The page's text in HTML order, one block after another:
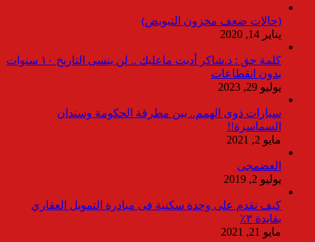
(حالات ضعف مخزون التبويض)
يناير 14, 2020
كلمة حق : د.شاكر أديت ماعليك .. لن ينسى التاريخ ١٠ سنوات
بدون انقطاعات
يوليو 29, 2023
سيارات ذوى الهمم.. بين مطرقة الحكومة وسندان
السماسرة!!
مايو 2, 2021
العضمجى
يوليو 2, 2019
كيف تقدم على وحدة سكنية فى مبادرة التمويل العقاري
بفايدة ٣٪
مايو 21, 2021